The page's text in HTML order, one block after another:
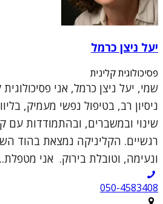
יעל ניצן כרמל
פסיכולוגית קלינית
שמי, יעל ניצן כרמל, אני
ניסיון רב, בטיפול נפשי מעמיק,
שינוי ובמשברים, ובהתמודדות
רגשיים. הקליניקה נמצאת בהוד
ונעימה, וטובלת בירוק. אני
050-4583408